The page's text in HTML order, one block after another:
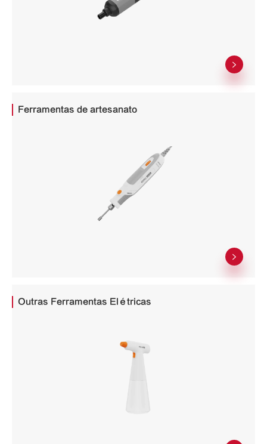

Ferramentas de artesanato

Outras Ferramentas Elétricas